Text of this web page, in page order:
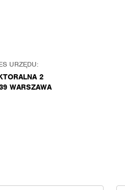
URZĘDU:
2
WARSZAWA